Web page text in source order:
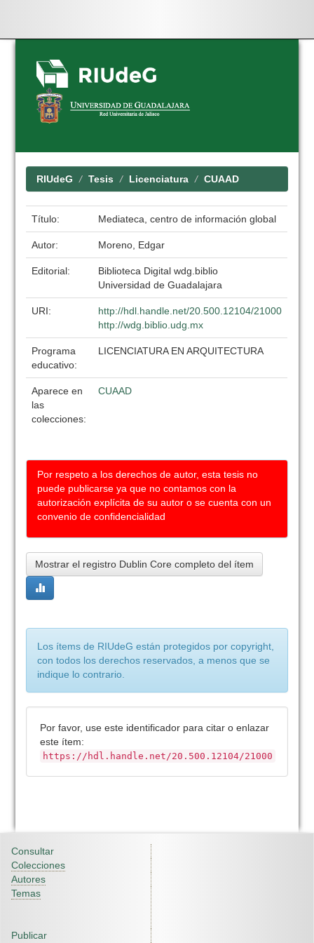
Skip
navigation
RIUdeG Tesis Licenciatura CUAAD
Título: Mediateca, centro de información global
Autor: Moreno, Edgar
Editorial:
Biblioteca Digital wdg.biblio
Universidad de Guadalajara
URI:
http://hdl.handle.net/20.500.12104/21000
http://wdg.biblio.udg.mx
Programa
educativo:
LICENCIATURA EN ARQUITECTURA
Aparece en
las
colecciones:
CUAAD
Por respeto a los derechos de autor, esta tesis no
puede publicarse ya que no contamos con la
autorización explícita de su autor o se cuenta con un
convenio de confidencialidad
Mostrar el registro Dublin Core completo del ítem
Los ítems de RIUdeG están protegidos por copyright,
con todos los derechos reservados, a menos que se
indique lo contrario.
Por favor, use este identificador para citar o enlazar
este ítem:
https://hdl.handle.net/20.500.12104/21000
Consultar
Colecciones
Autores
Temas
Publicar